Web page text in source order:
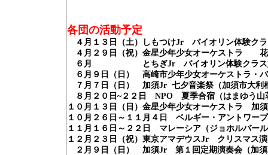
各団の活動予定
４月１３日（土）しもつけJr バイオリン体験ク
４月２９日（祝）金星少年少女オーケストラ 花
６月 とちぎJr バイオリン体験クラ
６月９日（日） 高崎市少年少女オーケストラ・
７月７日（日） 加須Jr 七夕音楽祭（加須市大利
８月２０日~２２日 NPO 夏季合宿（はまゆう山
１０月１３日（日）金星少年少女オーケストラ 加
１０月２６日～１１月４日 ベルギー・アントワー
１１月１６日～２２日 マレーシア（ジョホルバー
１２月２３日（祝）東京アマデウスJr クリスマス演
２月９日（日） 加須Jr 第１回定期演奏会（加